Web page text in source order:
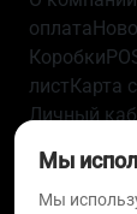
оплата
Коробки
листКарта
Личный
соглашение
Мы
Мы